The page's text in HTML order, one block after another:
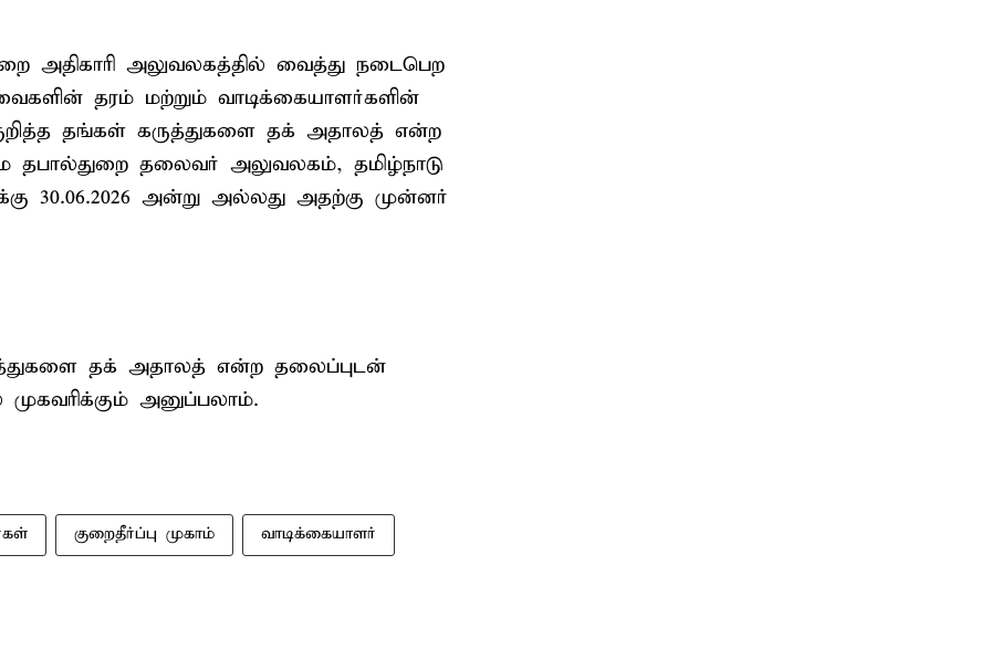
அலுவலகத்தில் வைத்து நடைபெற
தரம் மற்றும் வாடிக்கையாளர்களின்
தங்கள் கருத்துகளை தக் அதாலத் என்ற
தலைவர் அலுவலகம், தமிழ்நாடு
30.06.2026 அன்று அல்லது அதற்கு முன்னர்
தக் அதாலத் என்ற தலைப்புடன்
அனுப்பலாம்.
குறைதீர்ப்பு முகாம் வாடிக்கையாளர்